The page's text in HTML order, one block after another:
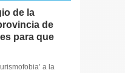
de la
de
para que
a la